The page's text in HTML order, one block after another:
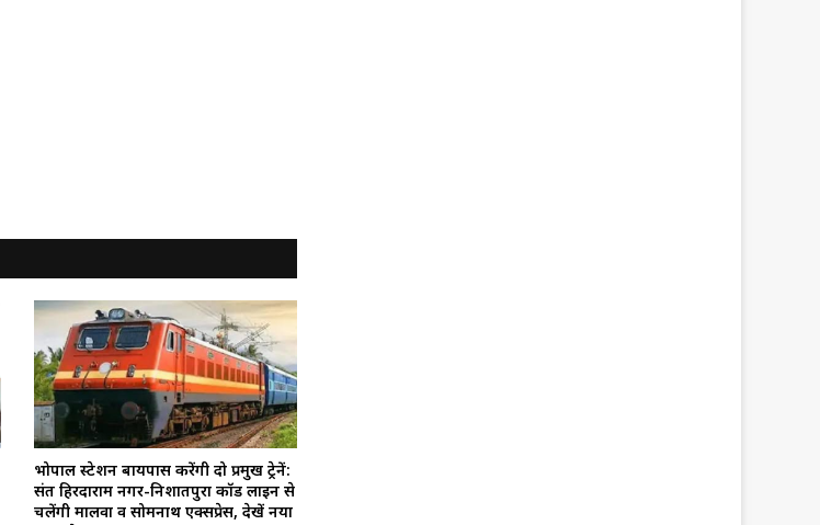
भोपाल स्टेशन बायपास करेंगी दो प्रमुख ट्रेनें:
संत हिरदाराम नगर-निशातपुरा कॉर्ड लाइन से
चलेंगी मालवा व सोमनाथ एक्सप्रेस, देखें नया